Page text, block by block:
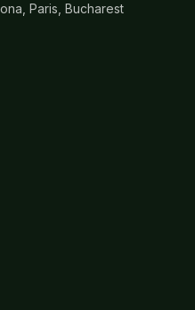
Paris, Bucharest